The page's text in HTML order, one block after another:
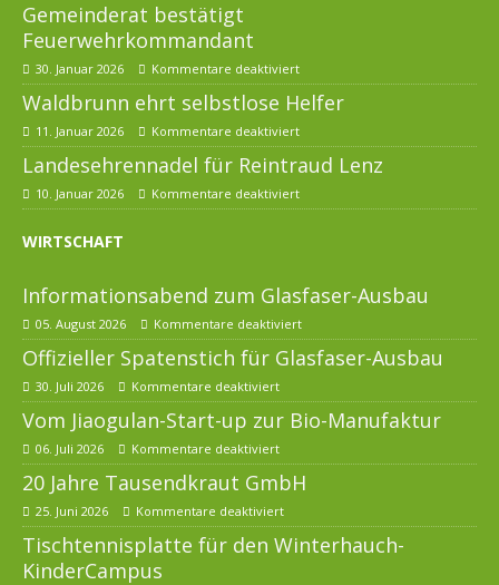
Gemeinderat bestätigt
Feuerwehrkommandant
30. Januar 2026 Kommentare deaktiviert
Waldbrunn ehrt selbstlose Helfer
11. Januar 2026 Kommentare deaktiviert
Landesehrennadel für Reintraud Lenz
10. Januar 2026 Kommentare deaktiviert
WIRTSCHAFT
Informationsabend zum Glasfaser-Ausbau
05. August 2026 Kommentare deaktiviert
Offizieller Spatenstich für Glasfaser-Ausbau
30. Juli 2026 Kommentare deaktiviert
Vom Jiaogulan-Start-up zur Bio-Manufaktur
06. Juli 2026 Kommentare deaktiviert
20 Jahre Tausendkraut GmbH
25. Juni 2026 Kommentare deaktiviert
Tischtennisplatte für den Winterhauch-
KinderCampus